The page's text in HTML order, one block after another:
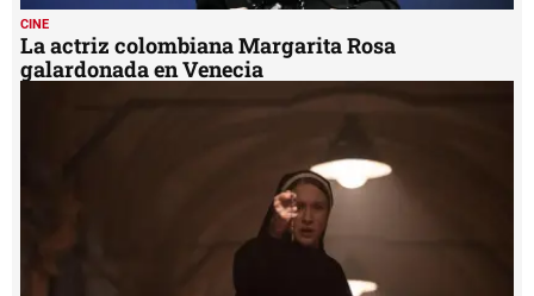
CINE
La actriz colombiana Margarita Rosa
galardonada en Venecia